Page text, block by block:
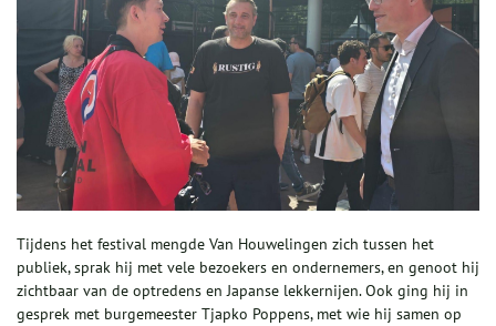
Tijdens het festival mengde Van Houwelingen zich tussen het
publiek, sprak hij met vele bezoekers en ondernemers, en genoot hij
zichtbaar van de optredens en Japanse lekkernijen. Ook ging hij in
gesprek met burgemeester Tjapko Poppens, met wie hij samen op